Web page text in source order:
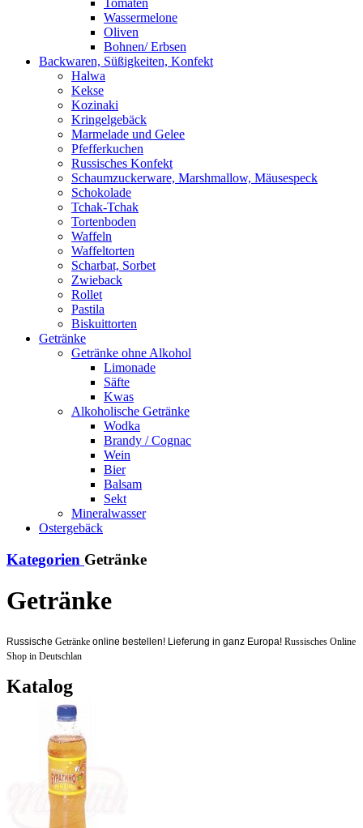
Tomaten
Wassermelone
Oliven
Bohnen/ Erbsen
Backwaren, Süßigkeiten, Konfekt
Halwa
Kekse
Kozinaki
Kringelgebäck
Marmelade und Gelee
Pfefferkuchen
Russisches Konfekt
Schaumzuckerware, Marshmallow, Mäusespeck
Schokolade
Tchak-Tchak
Tortenboden
Waffeln
Waffeltorten
Scharbat, Sorbet
Zwieback
Rollet
Pastila
Biskuittorten
Getränke
Getränke ohne Alkohol
Limonade
Säfte
Kwas
Alkoholische Getränke
Wodka
Brandy / Cognac
Wein
Bier
Balsam
Sekt
Mineralwasser
Ostergebäck
Kategorien Getränke
Getränke
Russische Getränke online bestellen! Lieferung in ganz Europa! Russisches Online
Shop in Deutschlan
Katalog